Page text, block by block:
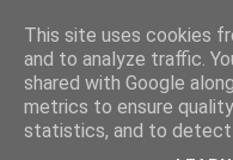
This site uses cookies
and to analyze traffic.
shared with Google
metrics to ensure
statistics, and to detect